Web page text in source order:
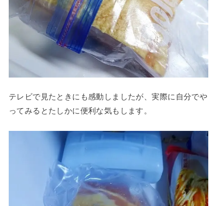
テレビで見たときにも感動しましたが、実際に自分でや
ってみるとたしかに便利な気もします。